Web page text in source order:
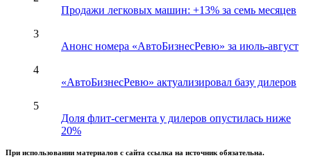
Продажи легковых машин: +13% за семь месяцев
3
Анонс номера «АвтоБизнесРевю» за июль-август
4
«АвтоБизнесРевю» актуализировал базу дилеров
5
Доля флит-сегмента у дилеров опустилась ниже
20%
При использовании материалов с сайта ссылка на источник обязательна.